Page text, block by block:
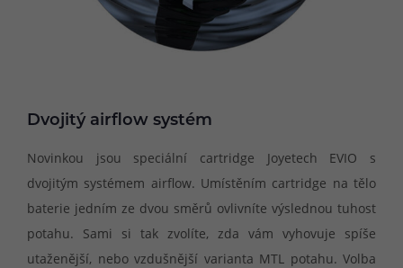
Dvojitý airflow systém
Novinkou jsou speciální cartridge Joyetech EVIO s
dvojitým systémem airflow. Umístěním cartridge na tělo
baterie jedním ze dvou směrů ovlivníte výslednou tuhost
potahu. Sami si tak zvolíte, zda vám vyhovuje spíše
utaženější, nebo vzdušnější varianta MTL potahu. Volba